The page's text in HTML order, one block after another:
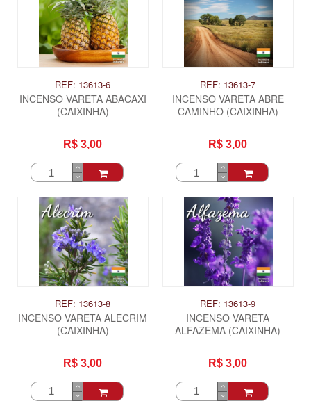
REF: 13613-6
INCENSO VARETA ABACAXI
(CAIXINHA)
R$ 3,00
REF: 13613-7
INCENSO VARETA ABRE
CAMINHO (CAIXINHA)
R$ 3,00
REF: 13613-8
INCENSO VARETA ALECRIM
(CAIXINHA)
R$ 3,00
REF: 13613-9
INCENSO VARETA
ALFAZEMA (CAIXINHA)
R$ 3,00